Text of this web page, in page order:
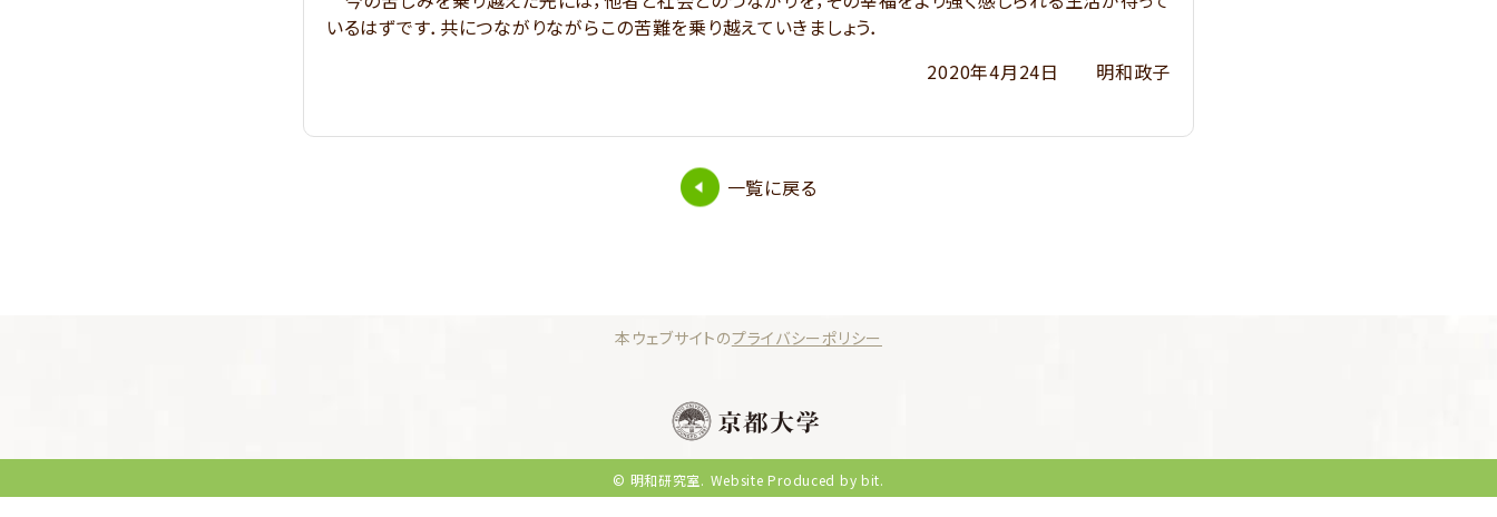
いるはずです．共につながりながらこの苦難を乗り越えていきましょう．
2020年4月24日 明和政子
一覧に戻る
本ウェブサイトのプライバシーポリシー
© 明和研究室. Website Produced by bit.